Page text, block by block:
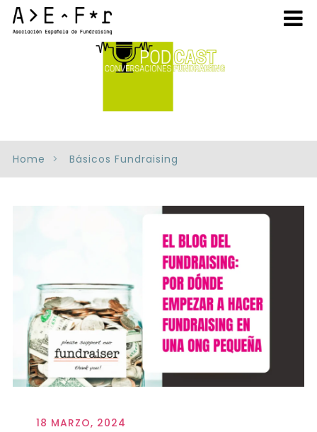
Home Básicos Fundraising
18 MARZO, 2024